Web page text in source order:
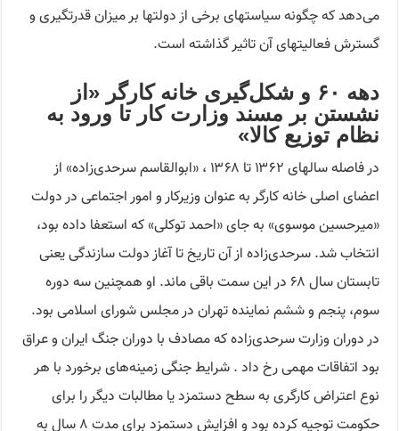
می‌دهد که چگونه سیاستهای برخی از دولتها بر میزان قدرتگیری و
گسترش فعالیتهای آن تاثیر گذاشته است.
دهه ۶۰ و شکل‌گیری خانه کارگر «از
نشستن بر مسند وزارت کار تا ورود به
نظام توزیع کالا»
در فاصله سالهای ۱۳۶۲ تا ۱۳۶۸ ، «ابوالقاسم سرحدی‌زاده» از
اعضای اصلی خانه کارگر به عنوان وزیرکار و امور اجتماعی در دولت
«میرحسین موسوی» به جای «احمد توکلی» که استعفا داده بود،
انتخاب شد. سرحدی‌زاده از آن تاریخ تا آغاز دولت سازندگی یعنی
تابستان سال ۶۸ در این سمت باقی ماند. او همچنین سه دوره
سوم، پنجم و ششم نماینده تهران در مجلس شورای اسلامی بود.
در دوران وزارت سرحدی‌زاده که مصادف با دوران جنگ ایران و عراق
بود اتفاقات مهمی رخ داد . شرایط جنگی زمینه‌های برخورد با هر
نوع اعتراض کارگری به سطح دستمزد یا مطالبات دیگر را برای
حکومت توجیه کرده بود و افزایش دستمزد برای مدت ۸ سال به